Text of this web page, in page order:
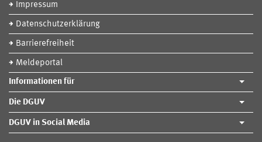
Impressum
Datenschutzerklärung
Barrierefreiheit
Meldeportal
Informationen für
Die DGUV
DGUV in Social Media